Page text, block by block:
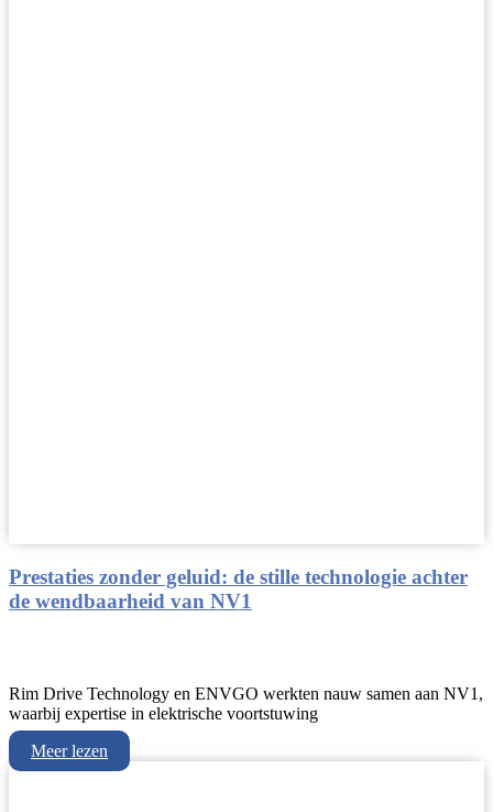
Prestaties zonder geluid: de stille technologie achter
de wendbaarheid van NV1
Rim Drive Technology en ENVGO werkten nauw samen aan NV1,
waarbij expertise in elektrische voortstuwing
Meer lezen